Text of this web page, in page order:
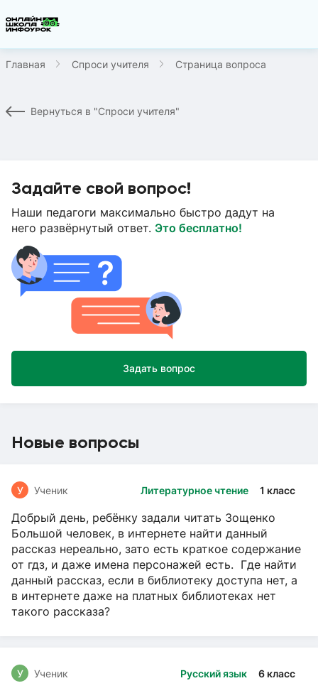
Главная Спроси учителя Страница вопроса
Вернуться в "Спроси учителя"
Задайте свой вопрос!
Наши педагоги максимально быстро дадут на
него развёрнутый ответ. Это бесплатно!
Задать вопрос
Новые вопросы
Литературное чтение 1 класс
У Ученик
Добрый день, ребёнку задали читать Зощенко
Большой человек, в интернете найти данный
рассказ нереально, зато есть краткое содержание
от гдз, и даже имена персонажей есть. Где найти
данный рассказ, если в библиотеку доступа нет, а
в интернете даже на платных библиотеках нет
такого рассказа?
Русский язык 6 класс
У Ученик